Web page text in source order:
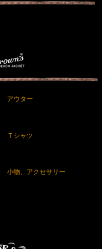
アウター
Ｔシャツ
小物、アクセサリー